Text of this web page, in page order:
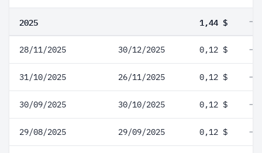
2025 1,44 $
28/11/2025 30/12/2025 0,12 $
31/10/2025 26/11/2025 0,12 $
30/09/2025 30/10/2025 0,12 $
29/08/2025 29/09/2025 0,12 $